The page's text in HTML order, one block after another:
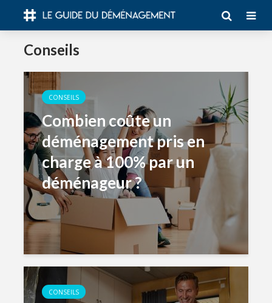
Conseils
CONSEILS
Combien coûte un
déménagement pris en
charge à 100% par un
déménageur ?
CONSEILS